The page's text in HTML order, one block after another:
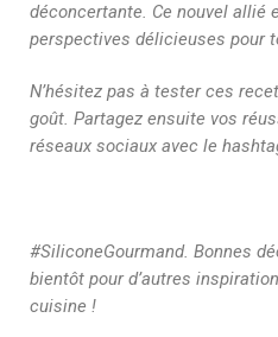
déconcertante. Ce nouvel allié
perspectives délicieuses pour
N’hésitez pas à tester ces
goût. Partagez ensuite vos
réseaux sociaux avec le
#SiliconeGourmand. Bonnes
bientôt pour d’autres
cuisine !